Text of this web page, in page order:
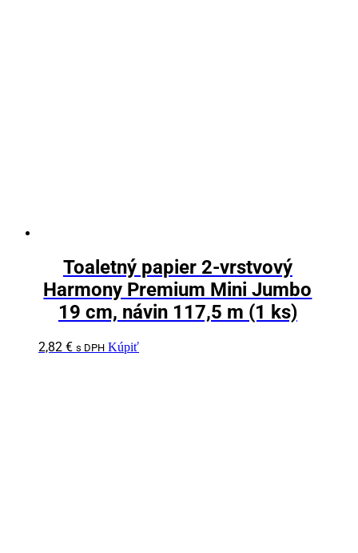
Toaletný papier 2-vrstvový
Harmony Premium Mini Jumbo
19 cm, návin 117,5 m (1 ks)
2,82 € s DPH Kúpiť